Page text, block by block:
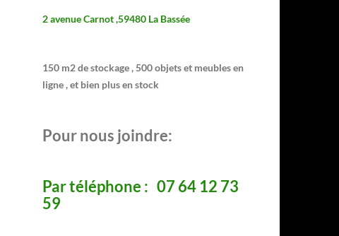
2 avenue Carnot ,59480 La Bassée
150 m2 de stockage , 500 objets et meubles en
ligne , et bien plus en stock
Pour nous joindre:
Par téléphone : 07 64 12 73
59